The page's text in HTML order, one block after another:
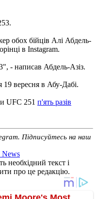
обох бійців Алі Абдель-
в Instagram.
- написав Абдель-Азіз.
19 вересня в Абу-Дабі.
UFC 251 п'ять разів
Підписуйтесь на наш
News
необхідний текст і
про це редакцію.